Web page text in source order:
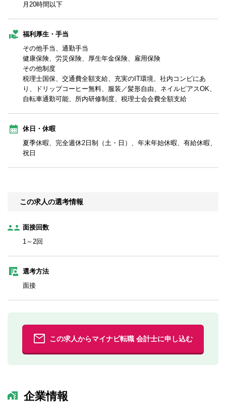
月20時間以下
福利厚生・手当
その他手当、通勤手当
健康保険、労災保険、厚生年金保険、雇用保険
その他制度
税理士国保、交通費全額支給、充実のIT環境、社内コンビにあ
り、ドリップコーヒー無料、服装／髪形自由、ネイルピアスOK、
自転車通勤可能、所内研修制度、税理士会会費全額支給
休日・休暇
夏季休暇、完全週休2日制（土・日）、年末年始休暇、有給休暇、
祝日
この求人の選考情報
面接回数
1～2回
選考方法
面接
この求人からマイナビ転職 会計士に申し込む
企業情報